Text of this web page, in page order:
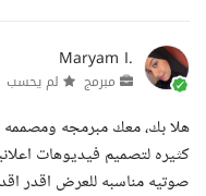
Maryam I.
مبرمج لم يحسب
هلا بك، معك مبرمجه
كثيره لتصميم فيديوهات
صوتيه مناسبه للعرض اقدر